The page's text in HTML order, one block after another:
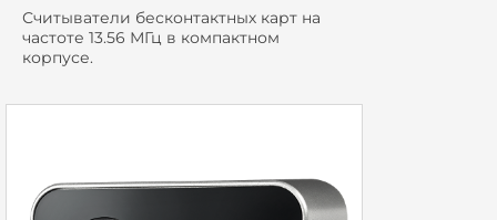
Считыватели бесконтактных карт на
частоте 13.56 МГц в компактном
корпусе.